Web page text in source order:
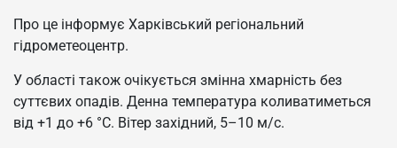
Про це інформує Харківський регіональний
гідрометеоцентр.
У області також очікується змінна хмарність без
суттєвих опадів. Денна температура коливатиметься
від +1 до +6 °C. Вітер західний, 5–10 м/с.